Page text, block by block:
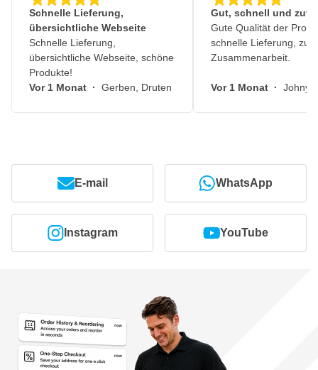
Schnelle Lieferung,
übersichtliche Webseite
Schnelle Lieferung,
übersichtliche Webseite, schöne
Produkte!
Vor 1 Monat · Gerben, Druten
Gut, schnell und
Gute Qualität der
schnelle Lieferung,
Zusammenarbeit.
Vor 1 Monat · Johny,
E-mail WhatsApp
Instagram YouTube